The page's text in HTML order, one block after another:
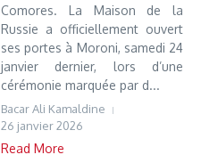
Comores. La Maison de la
Russie a officiellement ouvert
ses portes à Moroni, samedi 24
janvier dernier, lors d’une
cérémonie marquée par d...
Bacar Ali Kamaldine
26 janvier 2026
Read More